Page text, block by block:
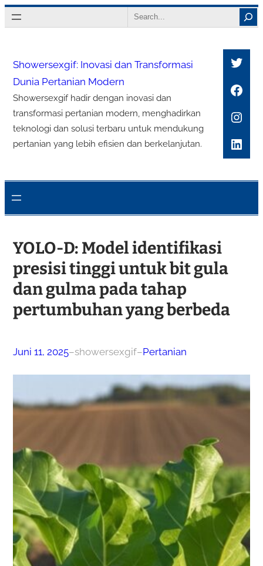
Lewati
ke
Search
Showersexgif: Inovasi dan Transformasi
Dunia Pertanian Modern
Showersexgif hadir dengan inovasi dan
transformasi pertanian modern, menghadirkan
teknologi dan solusi terbaru untuk mendukung
pertanian yang lebih efisien dan berkelanjutan.
YOLO-D: Model identifikasi
presisi tinggi untuk bit gula
dan gulma pada tahap
pertumbuhan yang berbeda
Juni 11, 2025–showersexgif–Pertanian